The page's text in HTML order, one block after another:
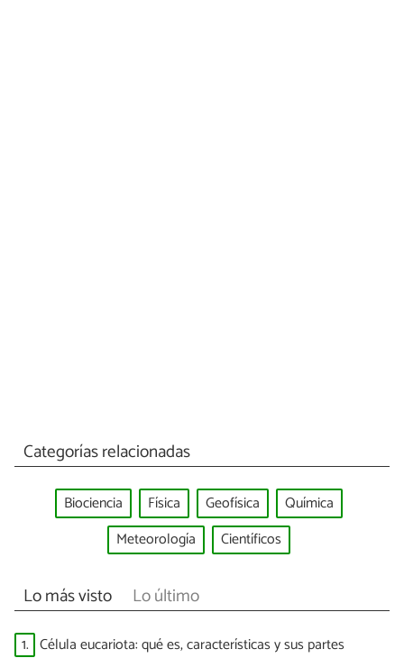
Categorías relacionadas
Biociencia Física Geofísica
Química
Meteorología
Científicos
Lo más visto Lo último
1. Célula eucariota: qué es, características y sus partes